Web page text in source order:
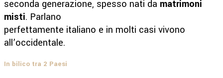
seconda generazione, spesso nati da matrimoni
misti. Parlano
perfettamente italiano e in molti casi vivono
all’occidentale.
In bilico tra 2 Paesi